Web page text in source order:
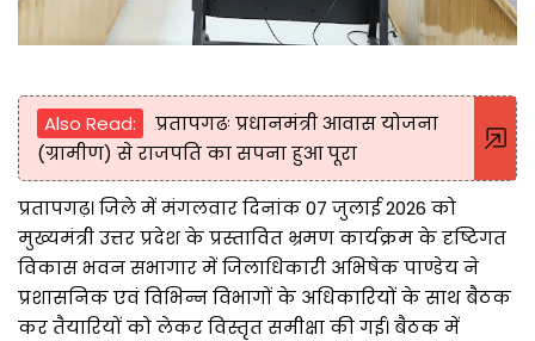
Also Read:
प्रतापगढः प्रधानमंत्री आवास योजना
(ग्रामीण) से राजपति का सपना हुआ पूरा
प्रतापगढ़। जिले में मंगलवार दिनांक 07 जुलाई 2026 को
मुख्यमंत्री उत्तर प्रदेश के प्रस्तावित भ्रमण कार्यक्रम के दृष्टिगत
विकास भवन सभागार में जिलाधिकारी अभिषेक पाण्डेय ने
प्रशासनिक एवं विभिन्न विभागों के अधिकारियों के साथ बैठक
कर तैयारियों को लेकर विस्तृत समीक्षा की गई। बैठक में